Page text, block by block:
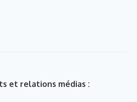
et relations médias :